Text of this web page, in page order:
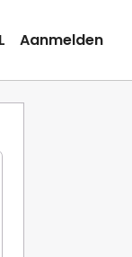
Aanmelden